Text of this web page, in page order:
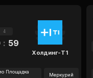
4
: 59
Холдинг-Т1
Площадка
Меркурий